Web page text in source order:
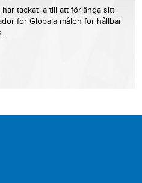
tackat ja till att förlänga sitt
för Globala målen för hållbar